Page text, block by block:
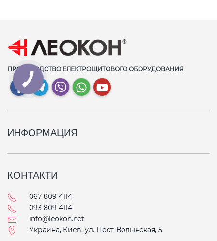
ПРОИЗВОДСТВО ЕЛЕКТРОЩИТОВОГО ОБОРУДОВАНИЯ
ИНФОРМАЦИЯ
КОНТАКТИ
067 809 4114
093 809 4114
info@leokon.net
Украина, Киев, ул. Пост-Волынская, 5